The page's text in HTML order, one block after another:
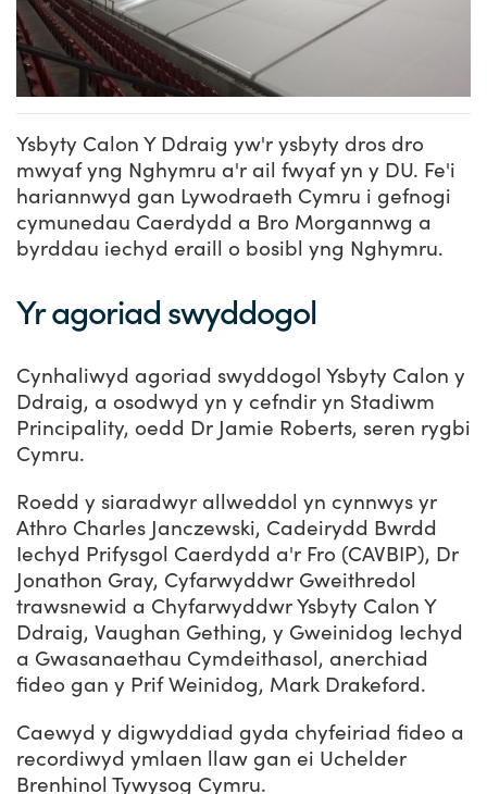
Ysbyty Calon Y Ddraig yw'r ysbyty dros dro
mwyaf yng Nghymru a'r ail fwyaf yn y DU. Fe'i
hariannwyd gan Lywodraeth Cymru i gefnogi
cymunedau Caerdydd a Bro Morgannwg a
byrddau iechyd eraill o bosibl yng Nghymru.
Yr agoriad swyddogol
Cynhaliwyd agoriad swyddogol Ysbyty Calon y
Ddraig, a osodwyd yn y cefndir yn Stadiwm
Principality, oedd Dr Jamie Roberts, seren rygbi
Cymru.
Roedd y siaradwyr allweddol yn cynnwys yr
Athro Charles Janczewski, Cadeirydd Bwrdd
Iechyd Prifysgol Caerdydd a'r Fro (CAVBIP), Dr
Jonathon Gray, Cyfarwyddwr Gweithredol
trawsnewid a Chyfarwyddwr Ysbyty Calon Y
Ddraig, Vaughan Gething, y Gweinidog Iechyd
a Gwasanaethau Cymdeithasol, anerchiad
fideo gan y Prif Weinidog, Mark Drakeford.
Caewyd y digwyddiad gyda chyfeiriad fideo a
recordiwyd ymlaen llaw gan ei Uchelder
Brenhinol Tywysog Cymru.